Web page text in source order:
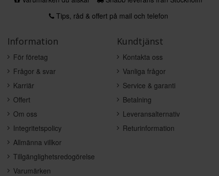
Tips, råd & offert på mail och telefon
Information
För företag
Frågor & svar
Karriär
Offert
Om oss
Integritetspolicy
Allmänna villkor
Tillgänglighetsredogörelse
Varumärken
Kundtjänst
Kontakta oss
Vanliga frågor
Service & garanti
Betalning
Leveransalternativ
Returinformation